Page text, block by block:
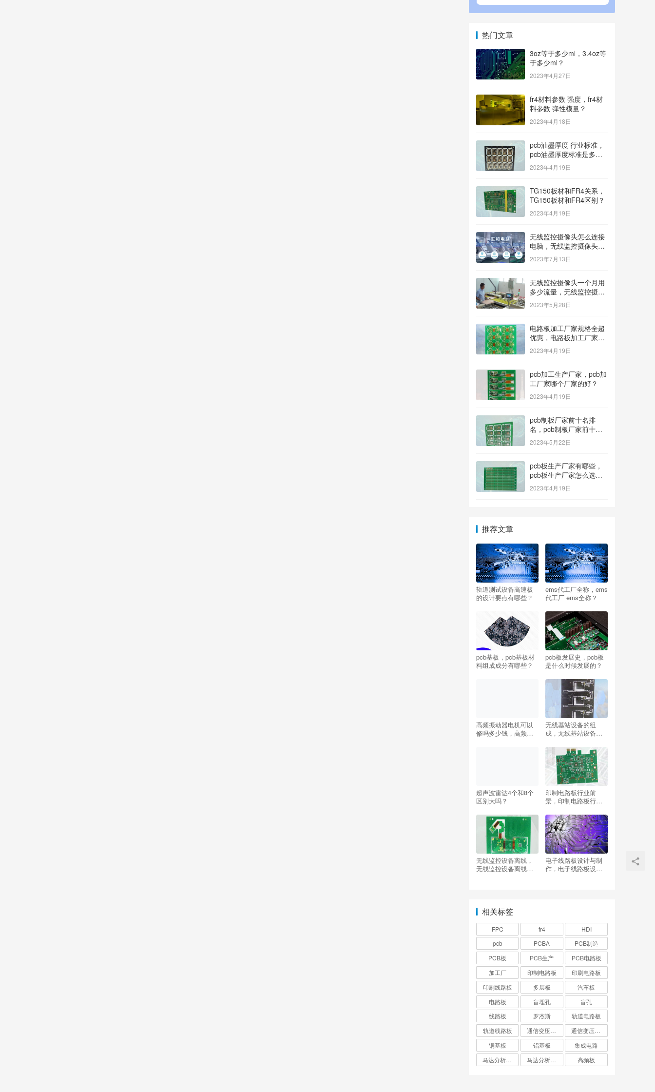
热门文章
3oz等于多少ml，3.4oz等
于多少ml？
2023年4月27日
fr4材料参数 强度，fr4材
料参数 弹性模量？
2023年4月18日
pcb油墨厚度 行业标准，
pcb油墨厚度标准是多
少？
2023年4月19日
TG150板材和FR4关系，
TG150板材和FR4区别？
2023年4月19日
无线监控摄像头怎么连接
电脑，无线监控摄像头怎
么连接电脑显示器？
2023年7月13日
无线监控摄像头一个月用
多少流量，无线监控摄像
头一个月用多少流量多少
钱？
2023年5月28日
电路板加工厂家规格全超
优惠，电路板加工厂家哪
家价格低？
2023年4月19日
pcb加工生产厂家，pcb加
工厂家哪个厂家的好？
2023年4月19日
pcb制板厂家前十名排
名，pcb制板厂家前十名
排名榜？
2023年5月22日
pcb板生产厂家有哪些，
pcb板生产厂家怎么选
择？
2023年4月19日
推荐文章
轨道测试设备高速板
的设计要点有哪些？
ems代工厂全称，ems
代工厂 ems全称？
pcb基板，pcb基板材
料组成成分有哪些？
pcb板发展史，pcb板
是什么时候发展的？
高频振动器电机可以
修吗多少钱，高频振
无线基站设备的组
成，无线基站设备的
超声波雷达4个和8个
区别大吗？
印制电路板行业前
景，印制电路板行业
无线监控设备离线，
无线监控设备离线怎
电子线路板设计与制
作，电子线路板设计
相关标签
FPC fr4
HDI
pcb
PCBA
PCB制造
PCB板
PCB生产
PCB电路板
加工厂
印制电路板
印刷电路板
印刷线路板
多层板
汽车板
电路板
盲埋孔
盲孔
线路板
罗杰斯
轨道电路板
轨道线路板
铜基板
铝基板
集成电路
高频板